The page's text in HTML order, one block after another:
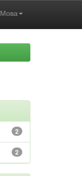
Мова
2
2